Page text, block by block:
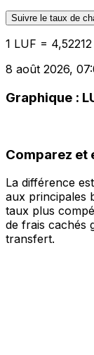
Suivre le taux de
1 LUF =
8 août 2026,
Graphique :
Comparez et
La différence
aux principales
taux plus
de frais cachés
transfert.